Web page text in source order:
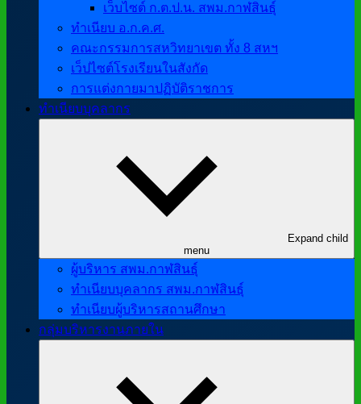
เว็บไซต์ ก.ต.ป.น. สพม.กาฬสินธุ์
ทำเนียบ อ.ก.ค.ศ.
คณะกรรมการสหวิทยาเขต ทั้ง 8 สหฯ
เว็ปไซต์โรงเรียนในสังกัด
การแต่งกายมาปฏิบัติราชการ
ทำเนียบบุคลากร
Expand child
menu
ผู้บริหาร สพม.กาฬสินธุ์
ทำเนียบบุคลากร สพม.กาฬสินธุ์
ทำเนียบผู้บริหารสถานศึกษา
กลุ่มบริหารงานภายใน